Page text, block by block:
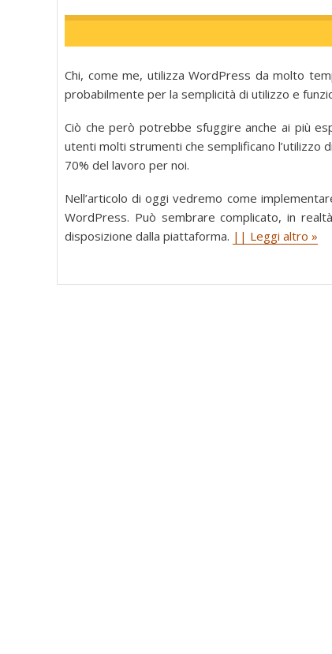
Chi, come me, utilizza WordPress da molto
probabilmente per la semplicità di utilizzo e
Ciò che però potrebbe sfuggire anche ai più
utenti molti strumenti che semplificano l’utilizzo
70% del lavoro per noi.
Nell’articolo di oggi vedremo come
WordPress. Può sembrare complicato, in
disposizione dalla piattaforma. || Leggi altro »